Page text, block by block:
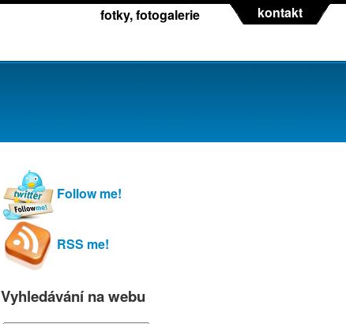
fotky, fotogalerie kontakt
Follow me!
RSS me!
Vyhledávání na webu